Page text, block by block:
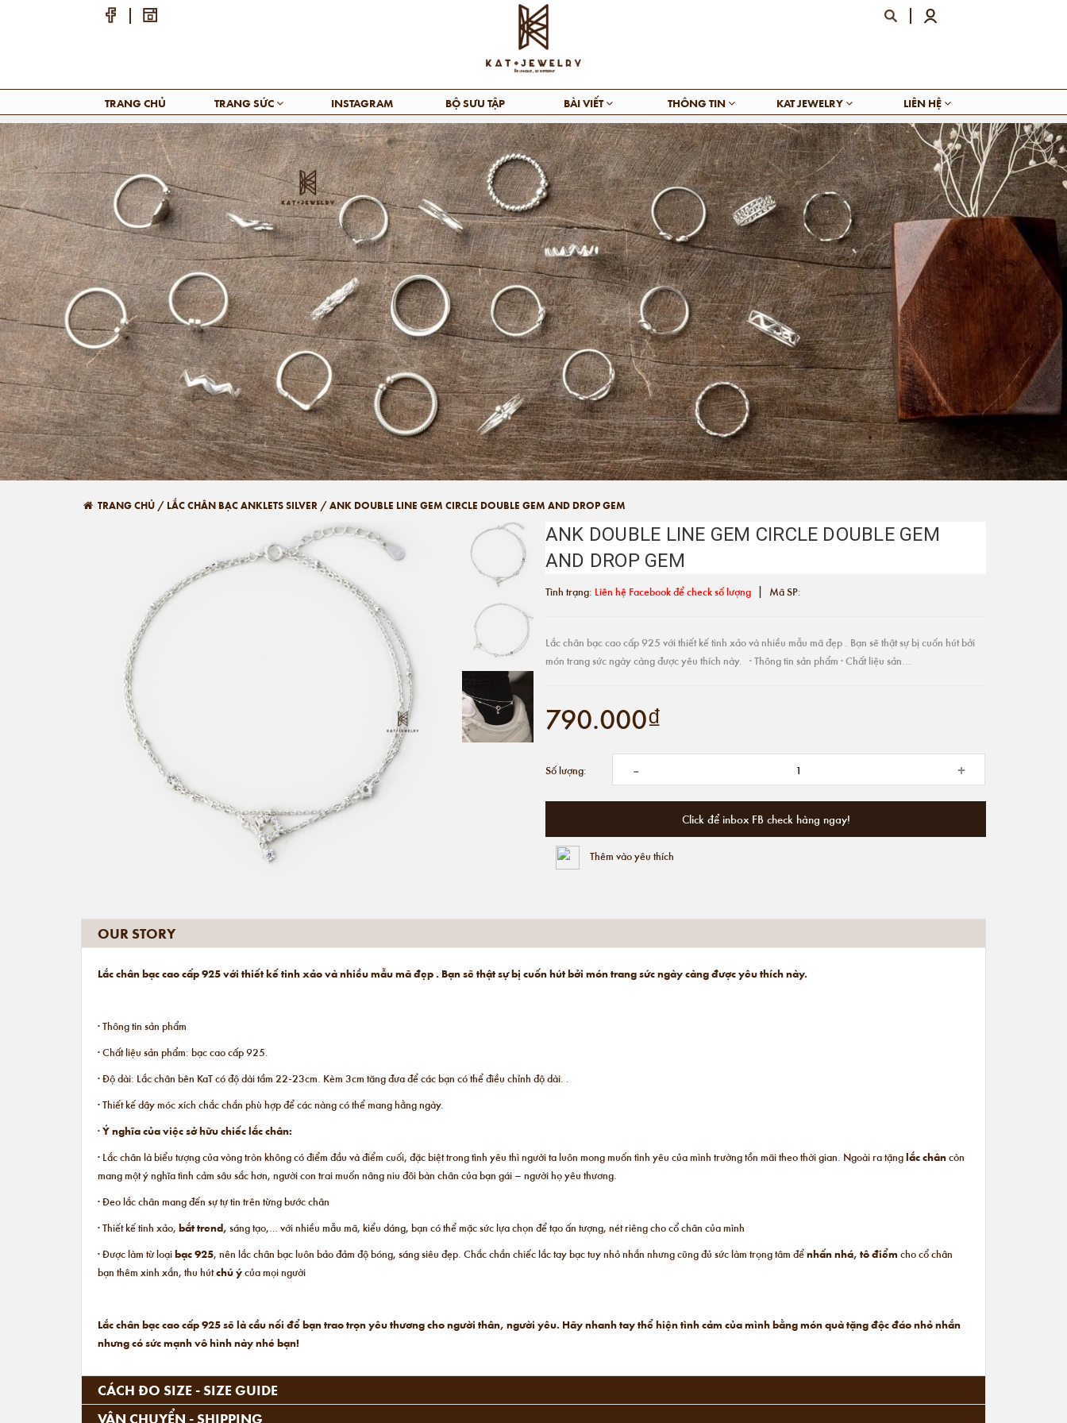
TRANG CHỦ TRANG SỨC INSTAGRAM BỘ SƯU TẬP BÀI VIẾT THÔNG TIN KAT JEWELRY LIÊN HỆ
TRANG CHỦ / LẮC CHÂN BẠC ANKLETS SILVER /ANK DOUBLE LINE GEM CIRCLE DOUBLE GEM AND DROP GEM
ANK DOUBLE LINE GEM CIRCLE DOUBLE GEM
AND DROP GEM
Tình trạng: Liên hệ Facebook để check số lượng | Mã SP:
Lắc chân bạc cao cấp 925 với thiết kế tinh xảo và nhiều mẫu mã đẹp . Bạn sẽ thật sự bị cuốn hút bởi
món trang sức ngày càng được yêu thích này. · Thông tin sản phẩm · Chất liệu sản...
790.000₫
Số lượng: - +
Click để inbox FB check hàng ngay!
Thêm vào yêu thích
OUR STORY
Lắc chân bạc cao cấp 925 với thiết kế tinh xảo và nhiều mẫu mã đẹp . Bạn sẽ thật sự bị cuốn hút bởi món trang sức ngày càng được yêu thích này.
· Thông tin sản phẩm
· Chất liệu sản phẩm: bạc cao cấp 925.
· Độ dài: Lắc chân bên KaT có độ dài tầm 22-23cm. Kèm 3cm tăng đưa để các bạn có thể điều chỉnh độ dài. .
· Thiết kế dây móc xích chắc chắn phù hợp để các nàng có thể mang hằng ngày.
·Ý nghĩa của việc sở hữu chiếc lắc chân:
· Lắc chân là biểu tượng của vòng tròn không có điểm đầu và điểm cuối, đặc biệt trong tình yêu thì người ta luôn mong muốn tình yêu của mình trường tồn mãi theo thời gian. Ngoài ra tặnglắc châncòn
mang một ý nghĩa tình cảm sâu sắc hơn, người con trai muốn nâng niu đôi bàn chân của bạn gái – người họ yêu thương.
· Đeo lắc chân mang đến sự tự tin trên từng bước chân
· Thiết kế tinh xảo,bắt trend,sáng tạo,… với nhiều mẫu mã, kiểu dáng, bạn có thể mặc sức lựa chọn để tạo ấn tượng, nét riêng cho cổ chân của mình
· Được làm từ loạibạc 925, nên lắc chân bạc luôn bảo đảm độ bóng, sáng siêu đẹp. Chắc chắn chiếc lắc tay bạc tuy nhỏ nhắn nhưng cũng đủ sức làm trọng tâm đểnhấn nhá, tô điểmcho cổ chân
bạn thêm xinh xắn, thu hútchú ýcủa mọi người
Lắc chân bạc cao cấp 925 sẽ là cầu nối để bạn trao trọn yêu thương cho người thân, người yêu. Hãy nhanh tay thể hiện tình cảm của mình bằng món quà tặng độc đáo nhỏ nhắn
nhưng có sức mạnh vô hình này nhé bạn!
CÁCH ĐO SIZE - SIZE GUIDE
VẬN CHUYỂN - SHIPPING